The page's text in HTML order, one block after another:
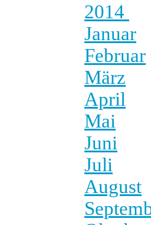
2014
Januar
Februar
März
April
Mai
Juni
Juli
August